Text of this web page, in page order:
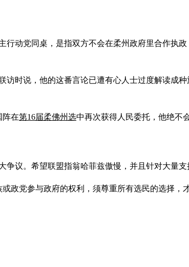
动党同桌，是指双方不会在柔州政府里合作执
时说，他的这番言论已遭有心人士过度解读成
阵在第16届柔佛州选中再次获得人民委托，他绝不
议。希望联盟指翁哈菲兹傲慢，并且针对大量支
政党参与政府的权利，须尊重所有选民的选择，